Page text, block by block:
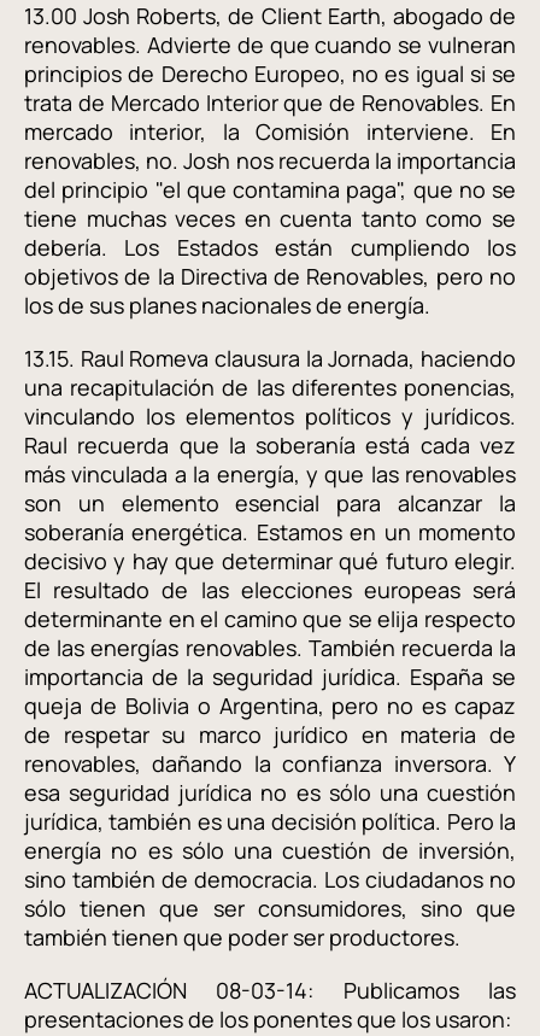
13.00 Josh Roberts, de Client Earth, abogado de
renovables. Advierte de que cuando se vulneran
principios de Derecho Europeo, no es igual si se
trata de Mercado Interior que de Renovables. En
mercado interior, la Comisión interviene. En
renovables, no. Josh nos recuerda la importancia
del principio "el que contamina paga", que no se
tiene muchas veces en cuenta tanto como se
debería. Los Estados están cumpliendo los
objetivos de la Directiva de Renovables, pero no
los de sus planes nacionales de energía.
13.15. Raul Romeva clausura la Jornada, haciendo
una recapitulación de las diferentes ponencias,
vinculando los elementos políticos y jurídicos.
Raul recuerda que la soberanía está cada vez
más vinculada a la energía, y que las renovables
son un elemento esencial para alcanzar la
soberanía energética. Estamos en un momento
decisivo y hay que determinar qué futuro elegir.
El resultado de las elecciones europeas será
determinante en el camino que se elija respecto
de las energías renovables. También recuerda la
importancia de la seguridad jurídica. España se
queja de Bolivia o Argentina, pero no es capaz
de respetar su marco jurídico en materia de
renovables, dañando la confianza inversora. Y
esa seguridad jurídica no es sólo una cuestión
jurídica, también es una decisión política. Pero la
energía no es sólo una cuestión de inversión,
sino también de democracia. Los ciudadanos no
sólo tienen que ser consumidores, sino que
también tienen que poder ser productores.
ACTUALIZACIÓN 08-03-14: Publicamos las
presentaciones de los ponentes que los usaron: